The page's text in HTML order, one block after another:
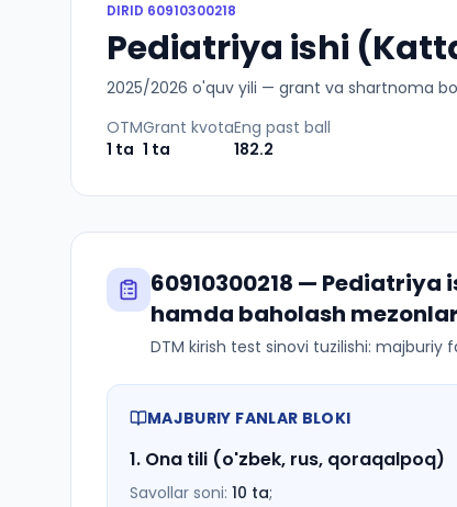
DIRID 60910300218
Pediatriya ishi
2025/2026 o'quv yili — grant va shartnoma
OTM
1 ta
Grant kvota
1 ta
Eng past ball
182.2
60910300218 — Pediatriya
hamda baholash
DTM kirish test sinovi tuzilishi:
MAJBURIY FANLAR BLOKI
1. Ona tili (o'zbek, rus, qoraqalpoq)
Savollar soni: 10 ta;